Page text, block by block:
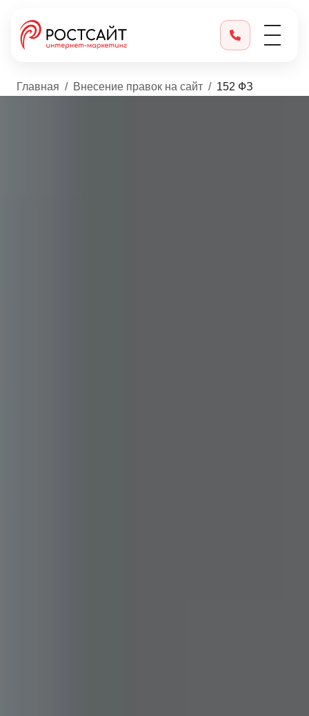
Главная Внесение правок на сайт 152 ФЗ